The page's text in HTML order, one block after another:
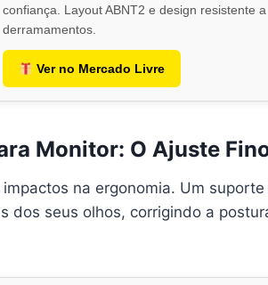
confiança. Layout ABNT2 e design resistente a
derramamentos.
Ver no Mercado Livre
Monitor: O Ajuste
na ergonomia. Um
dos seus olhos, corrigindo a